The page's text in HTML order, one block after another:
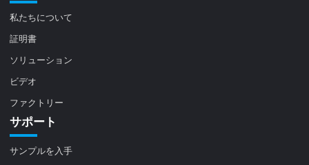
私たちについて
証明書
ソリューション
ビデオ
ファクトリー
サポート
サンプルを入手